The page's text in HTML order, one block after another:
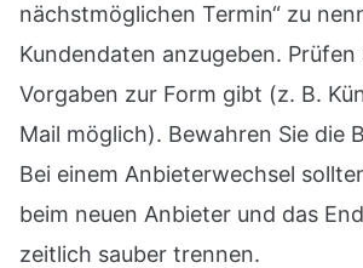
nächstmöglichen Termin“ zu
Kundendaten anzugeben. Prüfen
Vorgaben zur Form gibt (z. B.
Mail möglich). Bewahren Sie die
Bei einem Anbieterwechsel
beim neuen Anbieter und das
zeitlich sauber trennen.